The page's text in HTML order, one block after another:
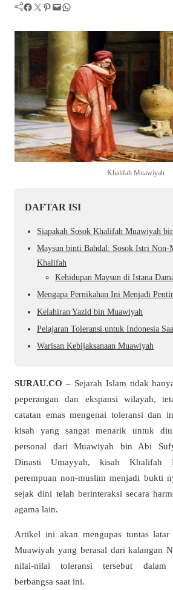
Facebook Twitter Pinterest Mail WhatsApp
Khalifah Muawiyah
DAFTAR ISI
Siapakah Sosok Khalifah Muawiyah
Maysun binti Bahdal: Sosok Istri
Khalifah
Kehidupan Maysun di Istana
Mengapa Pernikahan Ini Menjadi
Kelahiran Yazid bin Muawiyah
Pelajaran Toleransi untuk Indonesia
Warisan Kebijaksanaan Muawiyah
SURAU.CO – Sejarah Islam tidak
peperangan dan ekspansi wilayah,
catatan emas mengenai toleransi dan
kisah yang sangat menarik untuk
personal dari Muawiyah bin Abi
Dinasti Umayyah, kisah Khalifah
perempuan non-muslim menjadi bukti
sejak dini telah berinteraksi secara
agama lain.
Artikel ini akan mengupas tuntas
Muawiyah yang berasal dari kalangan
nilai-nilai toleransi tersebut dalam
berbangsa saat ini.